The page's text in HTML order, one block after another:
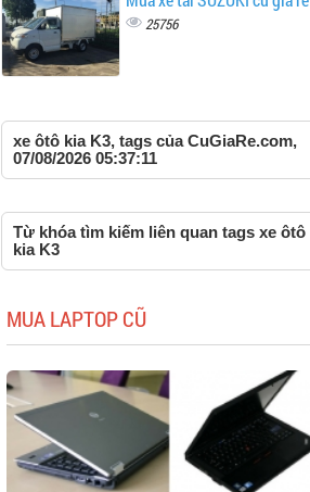
25756
xe ôtô kia K3, tags của CuGiaRe.com,
07/08/2026 05:37:11
Từ khóa tìm kiếm liên quan tags xe ôtô
kia K3
MUA LAPTOP CŨ